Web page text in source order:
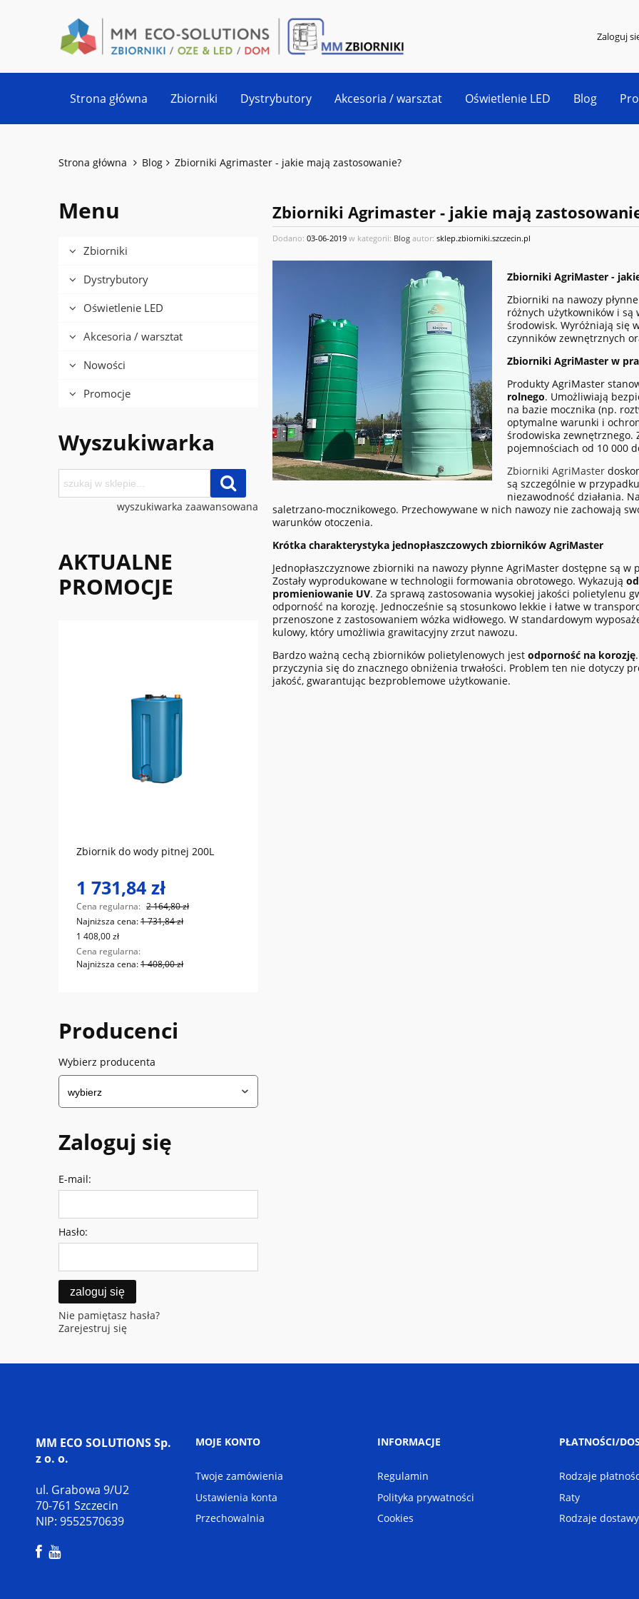
Zaloguj
Strona główna Zbiorniki Dystrybutory Akcesoria / warsztat Oświetlenie LED Blog
Strona główna Blog Zbiorniki Agrimaster - jakie mają zastosowanie?
Menu
Zbiorniki
Dystrybutory
Oświetlenie LED
Akcesoria / warsztat
Nowości
Promocje
Wyszukiwarka
wyszukiwarka zaawansowana
AKTUALNE
PROMOCJE
Zbiornik do wody pitnej 200L
1 731,84 zł
Cena regularna: 2 164,80 zł
Najniższa cena:1 731,84 zł
1 408,00 zł
Cena regularna:
Najniższa cena:1 408,00 zł
Producenci
Wybierz producenta
Zaloguj się
E-mail:
Hasło:
zaloguj się
Nie pamiętasz hasła?
Zarejestruj się
Zbiorniki Agrimaster - jakie mają
Dodano: 03-06-2019 w kategorii: Blog autor: sklep.zbiorniki.szczecin.pl
Zbiorniki AgriMaster -
Zbiorniki na nawozy płynne
różnych użytkowników i są
środowisk. Wyróżniają się
czynników zewnętrznych
Zbiorniki AgriMaster w
Produkty AgriMaster
rolnego. Umożliwiają
na bazie mocznika (np.
optymalne warunki i
środowiska zewnętrznego.
pojemnościach od 10 000
Zbiorniki AgriMaster
są szczególnie w
niezawodność działania.
saletrzano-mocznikowego. Przechowywane w nich nawozy nie zachowają
warunków otoczenia.
Krótka charakterystyka jednopłaszczowych zbiorników AgriMaster
Jednopłaszczyznowe zbiorniki na nawozy płynne AgriMaster dostępne są w
Zostały wyprodukowane w technologii formowania obrotowego. Wykazują
promieniowanie UV. Za sprawą zastosowania wysokiej jakości polietylenu
odporność na korozję. Jednocześnie są stosunkowo lekkie i łatwe w
przenoszone z zastosowaniem wózka widłowego. W standardowym
kulowy, który umożliwia grawitacyjny zrzut nawozu.
Bardzo ważną cechą zbiorników polietylenowych jest odporność na korozję
przyczynia się do znacznego obniżenia trwałości. Problem ten nie dotyczy
jakość, gwarantując bezproblemowe użytkowanie.
MOJE KONTO
Twoje zamówienia
Ustawienia konta
Przechowalnia
INFORMACJE
Regulamin
Polityka prywatności
Cookies
PŁATNOŚCI/
Rodzaje
Raty
Rodzaje dostawy
MM ECO SOLUTIONS Sp.
z o. o.
ul. Grabowa 9/U2
70-761 Szczecin
NIP: 9552570639